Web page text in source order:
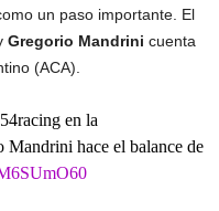
un paso importante. El
Gregorio Mandrini cuenta
(ACA).
en la
hace el balance de